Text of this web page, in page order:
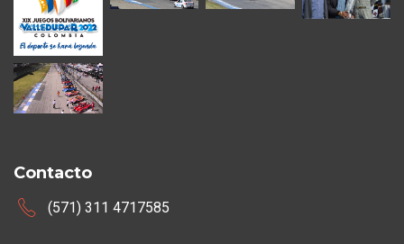
Contacto
(571) 311 4717585